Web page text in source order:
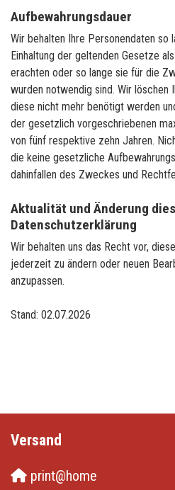
Aufbewahrungsdauer
Wir behalten Ihre Personendaten so
Einhaltung der geltenden Gesetze
erachten oder so lange sie für die
wurden notwendig sind. Wir löschen
diese nicht mehr benötigt werden
der gesetzlich vorgeschriebenen
von fünf respektive zehn Jahren.
die keine gesetzliche
dahinfallen des Zweckes und
Aktualität und Änderung
Datenschutzerklärung
Wir behalten uns das Recht vor,
jederzeit zu ändern oder neuen
anzupassen.
Stand: 02.07.2026
Versand
print@home